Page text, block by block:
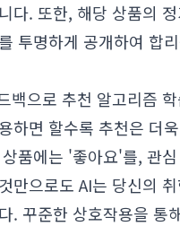
다. 또한, 해당 상품의
투명하게 공개하여 합
백으로 추천 알고리즘
하면 할수록 추천은 더
품에는 '좋아요'를, 관
만으로도 AI는 당신의
. 꾸준한 상호작용을 통